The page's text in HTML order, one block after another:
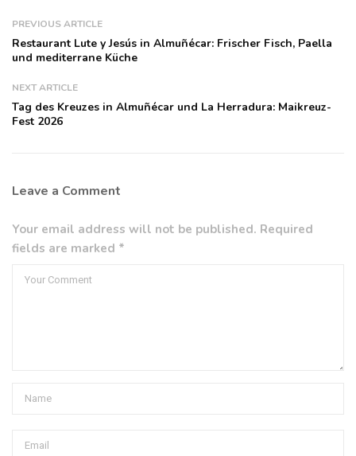
PREVIOUS ARTICLE
Restaurant Lute y Jesús in Almuñécar: Frischer Fisch, Paella
und mediterrane Küche
NEXT ARTICLE
Tag des Kreuzes in Almuñécar und La Herradura: Maikreuz-
Fest 2026
Leave a Comment
Your email address will not be published. Required
fields are marked *